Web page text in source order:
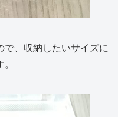
、収納したいサイズに